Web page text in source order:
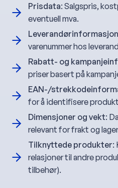
Prisdata: Salgspris,
eventuell mva.
Leverandørinformasjon
varenummer hos
Rabatt- og
priser basert på
EAN-/
for å identifisere
Dimensjoner og vekt:
relevant for frakt og
Tilknyttede produkter:
relasjoner til andre
tilbehør).